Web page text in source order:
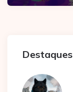
Destaques